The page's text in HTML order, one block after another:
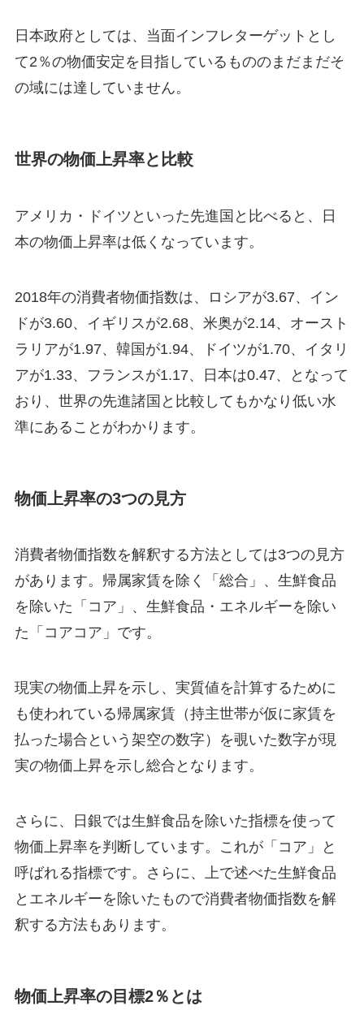
日本政府としては、当面インフレターゲットとし
て2％の物価安定を目指しているもののまだまだそ
の域には達していません。
世界の物価上昇率と比較
アメリカ・ドイツといった先進国と比べると、日
本の物価上昇率は低くなっています。
2018年の消費者物価指数は、ロシアが3.67、イン
ドが3.60、イギリスが2.68、米奥が2.14、オースト
ラリアが1.97、韓国が1.94、ドイツが1.70、イタリ
アが1.33、フランスが1.17、日本は0.47、となって
おり、世界の先進諸国と比較してもかなり低い水
準にあることがわかります。
物価上昇率の3つの見方
消費者物価指数を解釈する方法としては3つの見方
があります。帰属家賃を除く「総合」、生鮮食品
を除いた「コア」、生鮮食品・エネルギーを除い
た「コアコア」です。
現実の物価上昇を示し、実質値を計算するために
も使われている帰属家賃（持主世帯が仮に家賃を
払った場合という架空の数字）を覗いた数字が現
実の物価上昇を示し総合となります。
さらに、日銀では生鮮食品を除いた指標を使って
物価上昇率を判断しています。これが「コア」と
呼ばれる指標です。さらに、上で述べた生鮮食品
とエネルギーを除いたもので消費者物価指数を解
釈する方法もあります。
物価上昇率の目標2％とは